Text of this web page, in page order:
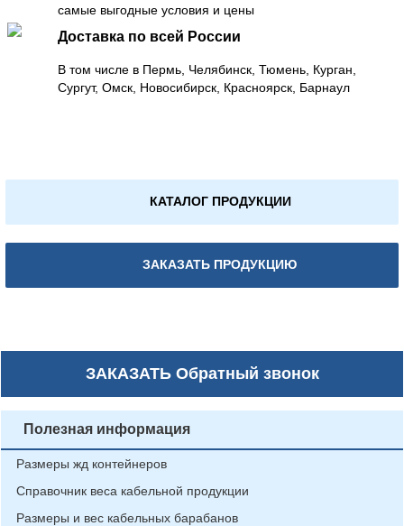
самые выгодные условия и цены
Доставка по всей России
В том числе в Пермь, Челябинск, Тюмень, Курган,
Сургут, Омск, Новосибирск, Красноярск, Барнаул
КАТАЛОГ ПРОДУКЦИИ
ЗАКАЗАТЬ ПРОДУКЦИЮ
ЗАКАЗАТЬОбратный звонок
Полезная информация
Размеры жд контейнеров
Справочник веса кабельной продукции
Размеры и вес кабельных барабанов